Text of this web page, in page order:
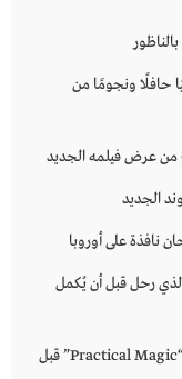
برنامجًا فنيًا حافلًا ونجومًا من
من عرض فيلمه الجديد
الجديد
رحل قبل أن يُكمل
ساندرا بولوك ونيكول كيدمان تفاجئان جمهور “Practical Magic” قبل